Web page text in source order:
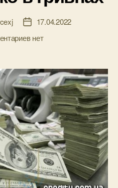
Дата17.04.2022
к
Украине
кредиты
будут
только
в
гривнах
нет